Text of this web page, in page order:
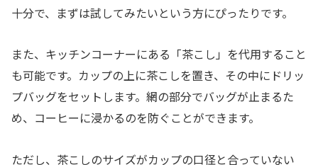
十分で、まずは試してみたいという方にぴったりです。
また、キッチンコーナーにある「茶こし」を代用すること
も可能です。カップの上に茶こしを置き、その中にドリッ
プバッグをセットします。網の部分でバッグが止まるた
め、コーヒーに浸かるのを防ぐことができます。
ただし、茶こしのサイズがカップの口径と合っていない